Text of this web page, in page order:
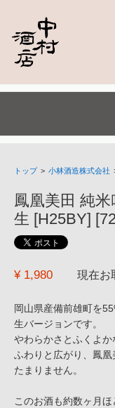
トップ > 小林酒造株式会社
鳳凰美田 純
生 [H25BY]
¥ 1,980 現在お
岡山県産備前雄町を
生バージョンです。
やわらかさとふくよ
ふわりと広がり、鳳
たまりません。
このお酒も約数ヶ月